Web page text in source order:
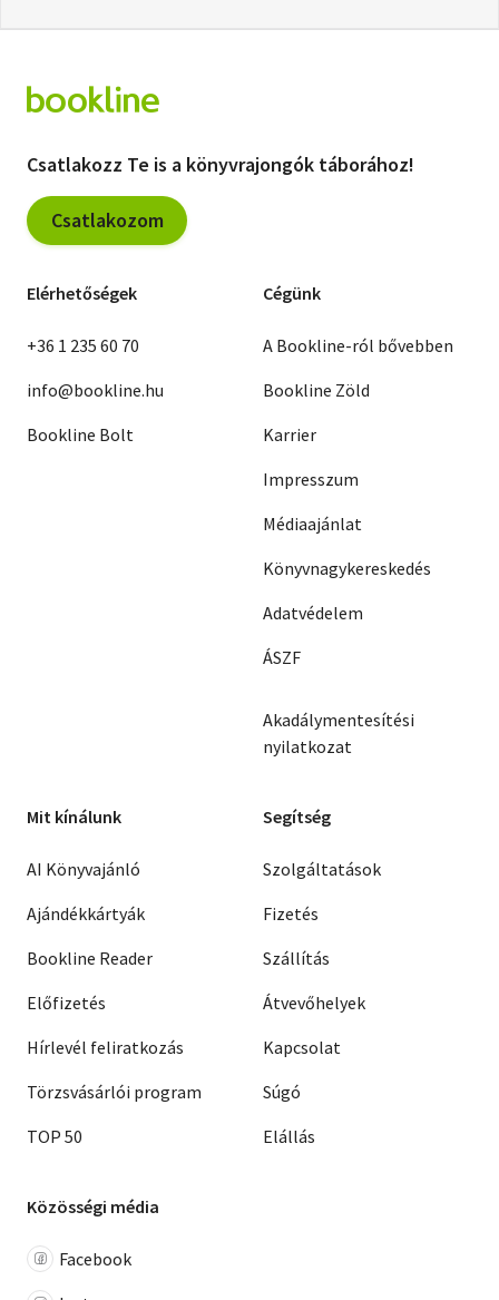
Csatlakozz Te is a könyvrajongók táborához!
Csatlakozom
Elérhetőségek
+36 1 235 60 70
info@bookline.hu
Bookline Bolt
Cégünk
A Bookline-ról bővebben
Bookline Zöld
Karrier
Impresszum
Médiaajánlat
Könyvnagykereskedés
Adatvédelem
ÁSZF
Akadálymentesítési
nyilatkozat
Mit kínálunk
AI Könyvajánló
Ajándékkártyák
Bookline Reader
Előfizetés
Hírlevél feliratkozás
Törzsvásárlói program
TOP 50
Segítség
Szolgáltatások
Fizetés
Szállítás
Átvevőhelyek
Kapcsolat
Súgó
Elállás
Közösségi média
Facebook